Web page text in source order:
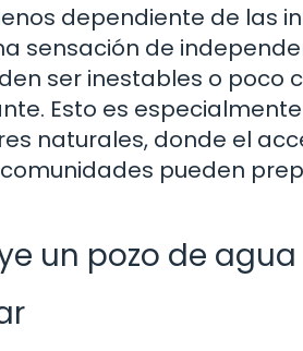
dependiente de las
sensación de
ser inestables o poco
Esto es
naturales, donde el
comunidades pueden
un pozo de agua